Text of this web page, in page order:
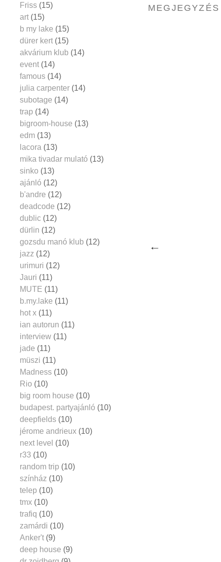
Friss (15)
art (15)
b my lake (15)
dürer kert (15)
akvárium klub (14)
event (14)
famous (14)
julia carpenter (14)
subotage (14)
trap (14)
bigroom-house (13)
edm (13)
lacora (13)
mika tivadar mulató (13)
sinko (13)
ajánló (12)
b'andre (12)
deadcode (12)
dublic (12)
dürlin (12)
gozsdu manó klub (12)
jazz (12)
urimuri (12)
Jauri (11)
MUTE (11)
b.my.lake (11)
hot x (11)
ian autorun (11)
interview (11)
jade (11)
müszi (11)
Madness (10)
Rio (10)
big room house (10)
budapest. partyajánló (10)
deepfields (10)
jérome andrieux (10)
next level (10)
r33 (10)
random trip (10)
színház (10)
telep (10)
tmx (10)
trafiq (10)
zamárdi (10)
Anker't (9)
deep house (9)